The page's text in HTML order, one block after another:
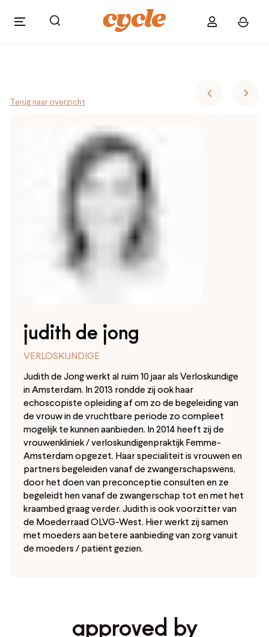
Terug naar overzicht
judith de jong
VERLOSKUNDIGE
Judith de Jong werkt al ruim 10 jaar als Verloskundige
in Amsterdam. In 2013 rondde zij ook haar
echoscopiste opleiding af om zo de begeleiding van
de vrouw in de vruchtbare periode zo compleet
mogelijk te kunnen aanbieden. In 2014 heeft zij de
vrouwenkliniek / verloskundigenpraktijk Femme-
Amsterdam opgezet. Haar specialiteit is vrouwen en
partners begeleiden vanaf de zwangerschapswens,
door het doen van preconceptie consulten en ze
begeleidt hen vanaf de zwangerschap tot en met het
kraambed graag verder. Judith is ook voorzitter van
de Moederraad OLVG-West. Hier werkt zij samen
met moeders aan betere aanbieding van zorg vanuit
de moeders / patiënt gezien.
approved by